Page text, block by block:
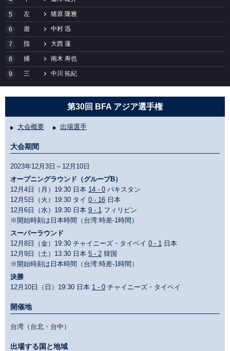
5 左 猪原 隆雅
6 遊 中村 迅
7 指 大西 蓮
8 捕 南木 寿也
9 三 中川 拓紀
第30回 BFA アジア選手権
大会概要 出場選手
大会期間
2023年12月3日～12月10日
オープニングラウンド（グループB）
12月4日（月）19:30 日本 14 - 0 パキスタン
12月5日（火）19:30 タイ 0 - 16 日本
12月6日（水）19:30 日本 9 - 1 フィリピン
※開始時刻は日本時間（台湾:時差-1時間）
スーパーラウンド
12月8日（金）19:30 チャイニーズ・タイペイ 0 - 1 日本
12月9日（土）13:30 日本 5 - 2 韓国
※開始時刻は日本時間（台湾:時差-1時間）
決勝
12月10日（日）19:30 日本 1 - 0 チャイニーズ・タイペイ
開催地
台湾（台北・台中）
出場する国と地域